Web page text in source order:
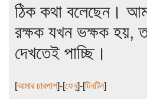
ঠিক কথা বলেছেন।
রক্ষক যখন ভক্ষক হয়,
দেখতেই পাচ্ছি।
[আমার চারপাশ]-[ফেবু]-[টিনটিন]